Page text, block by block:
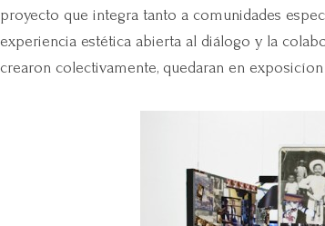
proyecto que integra tanto a comunidades
experiencia estética abierta al diálogo y la
crearon colectivamente, quedaran en